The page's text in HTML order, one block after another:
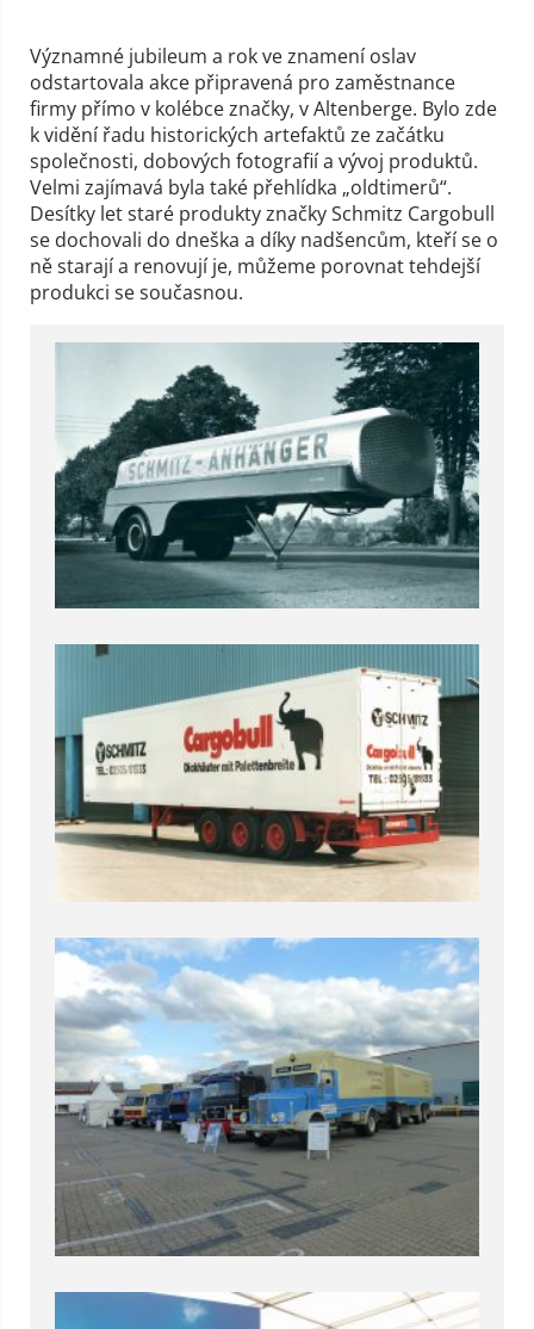
Významné jubileum a rok ve znamení oslav
odstartovala akce připravená pro zaměstnance
firmy přímo v kolébce značky, v Altenberge. Bylo zde
k vidění řadu historických artefaktů ze začátku
společnosti, dobových fotografií a vývoj produktů.
Velmi zajímavá byla také přehlídka „oldtimerů“.
Desítky let staré produkty značky Schmitz Cargobull
se dochovali do dneška a díky nadšencům, kteří se o
ně starají a renovují je, můžeme porovnat tehdejší
produkci se současnou.